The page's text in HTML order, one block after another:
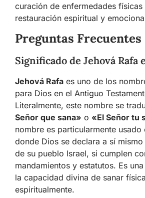
curación de enfermedades físicas
restauración espiritual y
Preguntas Frecuentes
Significado de Jehová Rafa
Jehová Rafa es uno de los
para Dios en el Antiguo
Literalmente, este nombre se
Señor que sana» o «El Señor tu
nombre es particularmente usado
donde Dios se declara a sí
de su pueblo Israel, si cumplen
mandamientos y estatutos. Es
la capacidad divina de sanar
espiritualmente.